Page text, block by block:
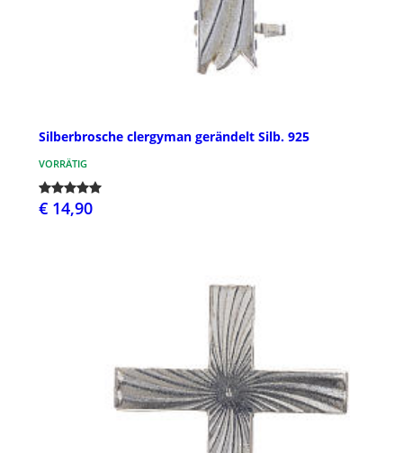
Silberbrosche clergyman gerändelt Silb. 925
VORRÄTIG
€ 14,90